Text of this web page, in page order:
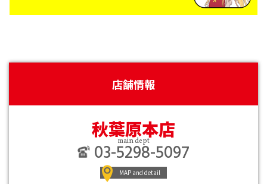
店舗情報
秋葉原本店
main dept
03-5298-5097
MAP and detail